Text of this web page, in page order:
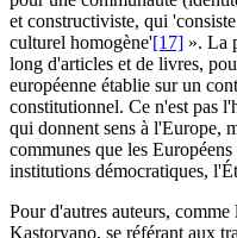
et constructiviste, qui
culturel homogène'[17] ». La
long d'articles et de livres,
européenne établie sur un
constitutionnel. Ce n'est pas
qui donnent sens à l'Europe,
communes que les
institutions démocratiques,
Pour d'autres auteurs,
Kastoryano, se référant aux